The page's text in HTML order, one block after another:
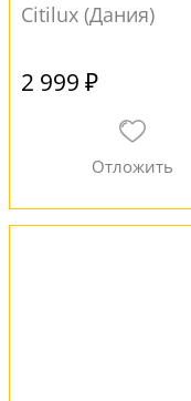
Citilux (Дания)
2 999 ₽